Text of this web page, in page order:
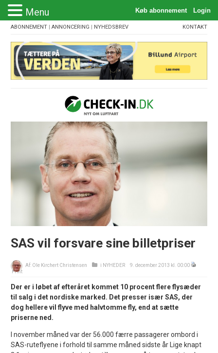
ABONNEMENT |ANNONCERING | NYHEDSBREV KONTAKT
SAS vil forsvare sine billetpriser
Af: Ole Kirchert Christensen i NYHEDER
9. december 2013 kl. 00:00
Print
Der er i løbet af efteråret kommet 10 procent flere flysæder
til salg i det nordiske marked. Det presser især SAS, der
dog hellere vil flyve med halvtomme fly, end at sætte
priserne ned.
I november måned var der 56.000 færre passagerer ombord i
SAS-ruteflyene i forhold til samme måned sidste år Lige knapt
Menu